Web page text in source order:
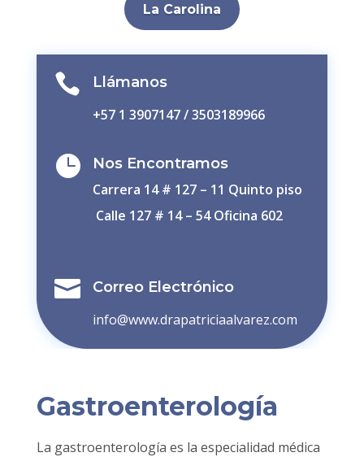
La Carolina

Llámanos
+57 1 3907147 / 3503189966

Nos Encontramos
Carrera 14 # 127 – 11 Quinto piso
Calle 127 # 14 – 54 Oficina 602

Correo Electrónico
info@www.drapatriciaalvarez.com
Gastroenterología
La gastroenterología es la especialidad médica